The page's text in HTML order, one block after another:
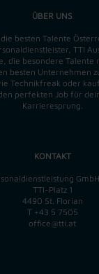
ÜBER UNS
besten Talente
TTI
die besondere
besten Unternehmen
Technikfreak oder
perfekten Job für
Karrieresprung.
KONTAKT
GmbH
TTI-Platz 1
4490 St. Florian
T +43 5 7505
office@tti.at